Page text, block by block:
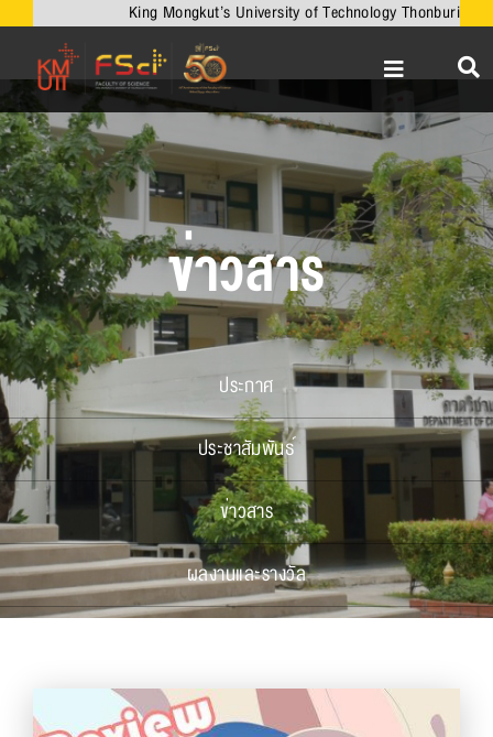
content
King Mongkut’s University of Technology Thonburi
Toggle
Navigation
หน้าหลัก
เกี่ยวกับคณะ
วิชาการ
งานวิจัยและนวัตกรรม
เครือข่ายความร่วมมือ
บริการวิชาการ
ความร่วมมือกับต่างประเทศ
ข่าวและกิจกรรม
ข่าวสาร
ประกาศ
ประชาสัมพันธ์
ข่าวสาร
ผลงานและรางวัล